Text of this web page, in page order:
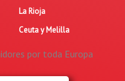
La Rioja
Ceuta y Melilla
por toda Europa